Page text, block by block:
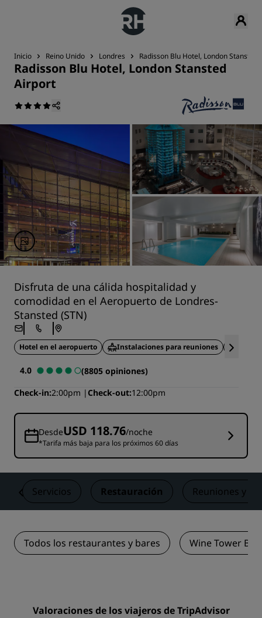
Inicio Reino Unido Londres Radisson Blu Hotel, London Stansted
Radisson Blu Hotel, London Stansted
Airport
Disfruta de una cálida hospitalidad y
comodidad en el Aeropuerto de Londres-
Stansted (STN)
Hotel en el aeropuerto Instalaciones para reuniones
4.0
(8805 opiniones)
Check-in 2:00pm Check-out 12:00pm
DesdeUSD 118.76/noche
*Tarifa más baja para los próximos 60 días
Servicios Restauración Reuniones y
Todos los restaurantes y bares Wine Tower Bar
Valoraciones de los viajeros de TripAdvisor